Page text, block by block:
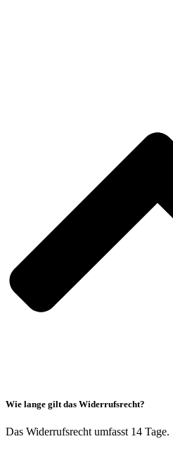
Wie lange gilt das Widerrufsrecht?
Das Widerrufsrecht umfasst 14 Tage.